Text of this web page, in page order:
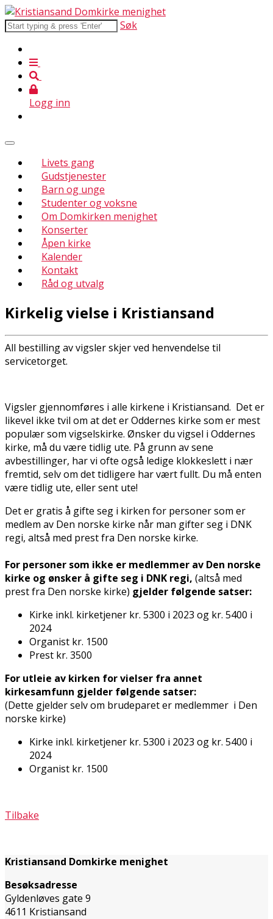
Søk
Logg inn
Livets gang
Gudstjenester
Barn og unge
Studenter og voksne
Om Domkirken menighet
Konserter
Åpen kirke
Kalender
Kontakt
Råd og utvalg
Kirkelig vielse i Kristiansand
All bestilling av vigsler skjer ved henvendelse til
servicetorget.
Vigsler gjennomføres i alle kirkene i Kristiansand. Det er
likevel ikke tvil om at det er Oddernes kirke som er mest
populær som vigselskirke. Ønsker du vigsel i Oddernes
kirke, må du være tidlig ute. På grunn av sene
avbestillinger, har vi ofte også ledige klokkeslett i nær
fremtid, selv om det tidligere har vært fullt. Du må enten
være tidlig ute, eller sent ute!
Det er gratis å gifte seg i kirken for personer som er
medlem av Den norske kirke når man gifter seg i DNK
regi, altså med prest fra Den norske kirke.
For personer som ikke er medlemmer av Den norske
kirke og ønsker å gifte seg i DNK regi, (altså med
prest fra Den norske kirke) gjelder følgende satser:
Kirke inkl. kirketjener kr. 5300 i 2023 og kr. 5400 i
2024
Organist kr. 1500
Prest kr. 3500
For utleie av kirken for vielser fra annet
kirkesamfunn gjelder følgende satser:
​(Dette gjelder selv om brudeparet er medlemmer i Den
norske kirke)
Kirke inkl. kirketjener kr. 5300 i 2023 og kr. 5400 i
2024
Organist kr. 1500
Tilbake
Kristiansand Domkirke menighet
Besøksadresse
Gyldenløves gate 9
4611 Kristiansand